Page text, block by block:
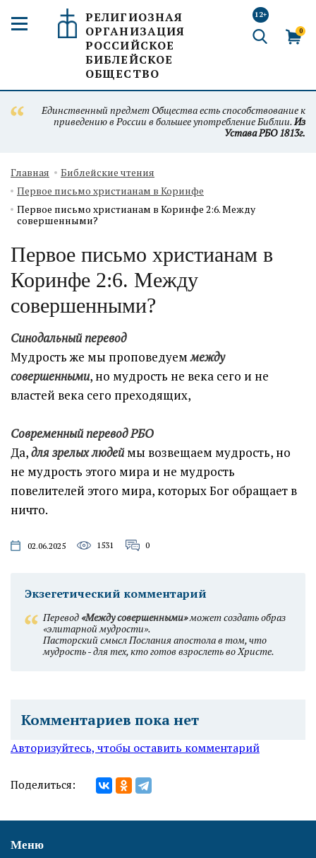
РЕЛИГИОЗНАЯ
ОРГАНИЗАЦИЯ
РОССИЙСКОЕ
БИБЛЕЙСКОЕ
ОБЩЕСТВО
12+
0
Единственный предмет Общества есть способствование к
приведению в России в большее употребление Библии.Из
Устава РБО 1813г.
Главная
Библейские чтения
Первое письмо христианам в Коринфе
Первое письмо христианам в Коринфе 2:6. Между
совершенными?
Первое письмо христианам в
Коринфе 2:6. Между
совершенными?
Синодальный перевод
Мудрость же мы проповедуеммежду
совершенными, но мудрость не века сего и не
властей века сего преходящих,
Современный перевод РБО
Да,для зрелых людеймы возвещаем мудрость, но
не мудрость этого мира и не мудрость
повелителей этого мира, которых Бог обращает в
ничто.
02.06.2025 1531 0
Экзегетический комментарий
Перевод«Между совершенными»может создать образ
«элитарной мудрости».
Пасторский смысл Послания апостола в том, что
мудрость - для тех, кто готов взрослеть во Христе.
Комментариев пока нет
Авторизуйтесь, чтобы оставить комментарий
Поделиться:
Меню